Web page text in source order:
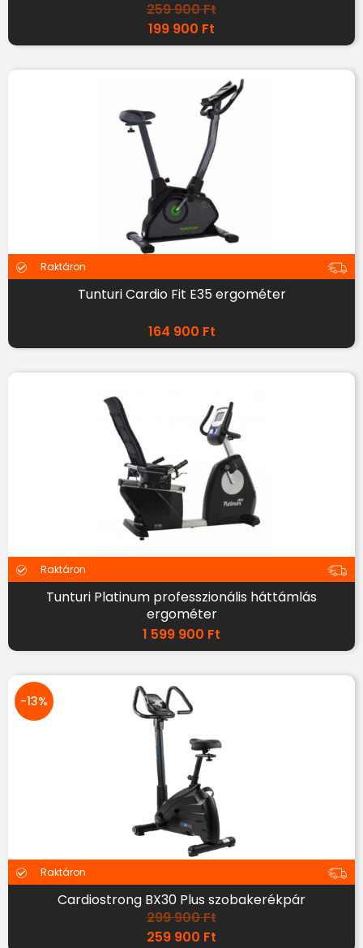
259 900Ft
199 900 Ft
Raktáron
Tunturi Cardio Fit E35 ergométer
164 900 Ft
Raktáron
Tunturi Platinum professzionális háttámlás
ergométer
1 599 900 Ft
-13%
Raktáron
Cardiostrong BX30 Plus szobakerékpár
299 900Ft
259 900 Ft